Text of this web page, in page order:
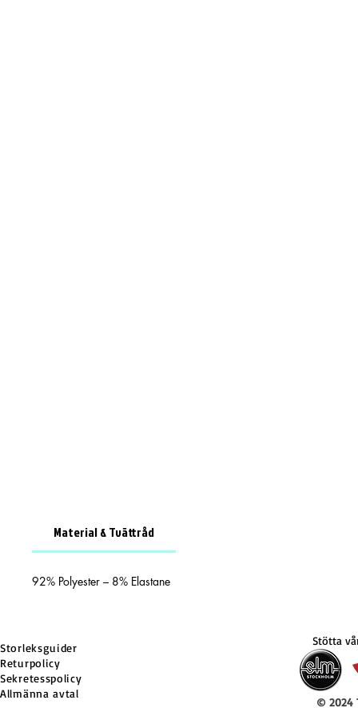
Material & Tvättråd
92% Polyester – 8% Elastane
Storleksguider
Returpolicy
Sekretesspolicy
Allmänna avtal
Stötta
© 2024